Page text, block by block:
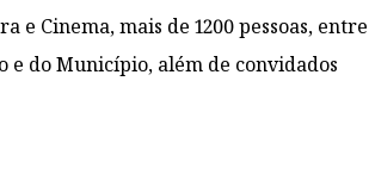
e Cinema, mais de 1200 pessoas, entre
e do Município, além de convidados